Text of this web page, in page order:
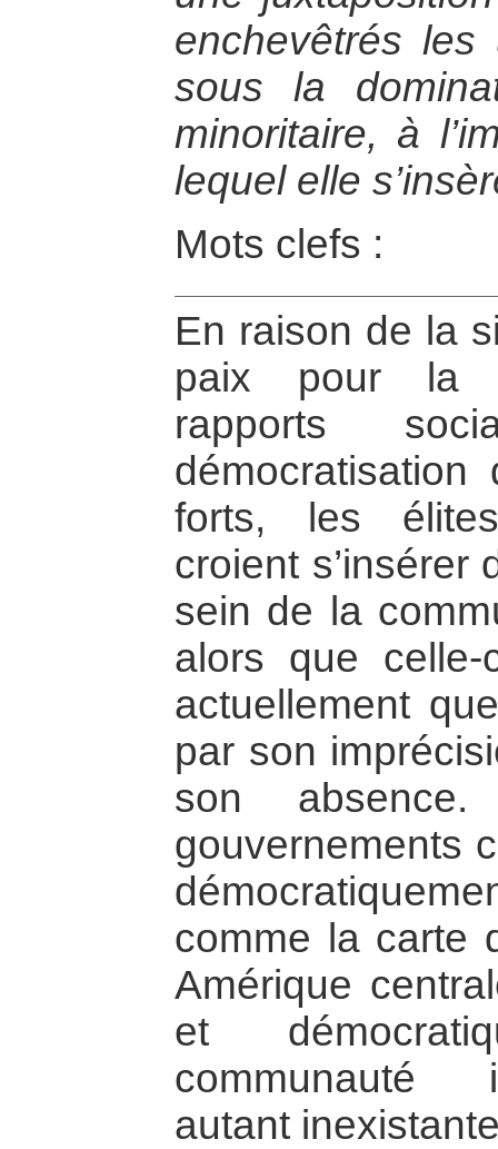
enchevêtrés
sous la
minoritaire, à
lequel elle
Mots clefs :
En raison de la
paix pour la
rapports
forts, les élites
croient s’insérer
sein de la
alors que
actuellement
par son
son
gouvernements
comme la carte
Amérique
et
communauté
autant